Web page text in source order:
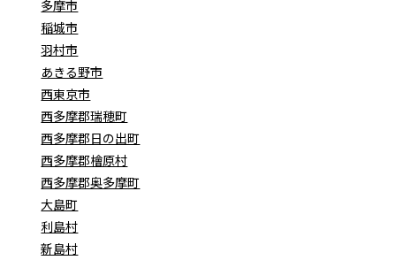
多摩市
稲城市
羽村市
あきる野市
西東京市
西多摩郡瑞穂町
西多摩郡日の出町
西多摩郡檜原村
西多摩郡奥多摩町
大島町
利島村
新島村